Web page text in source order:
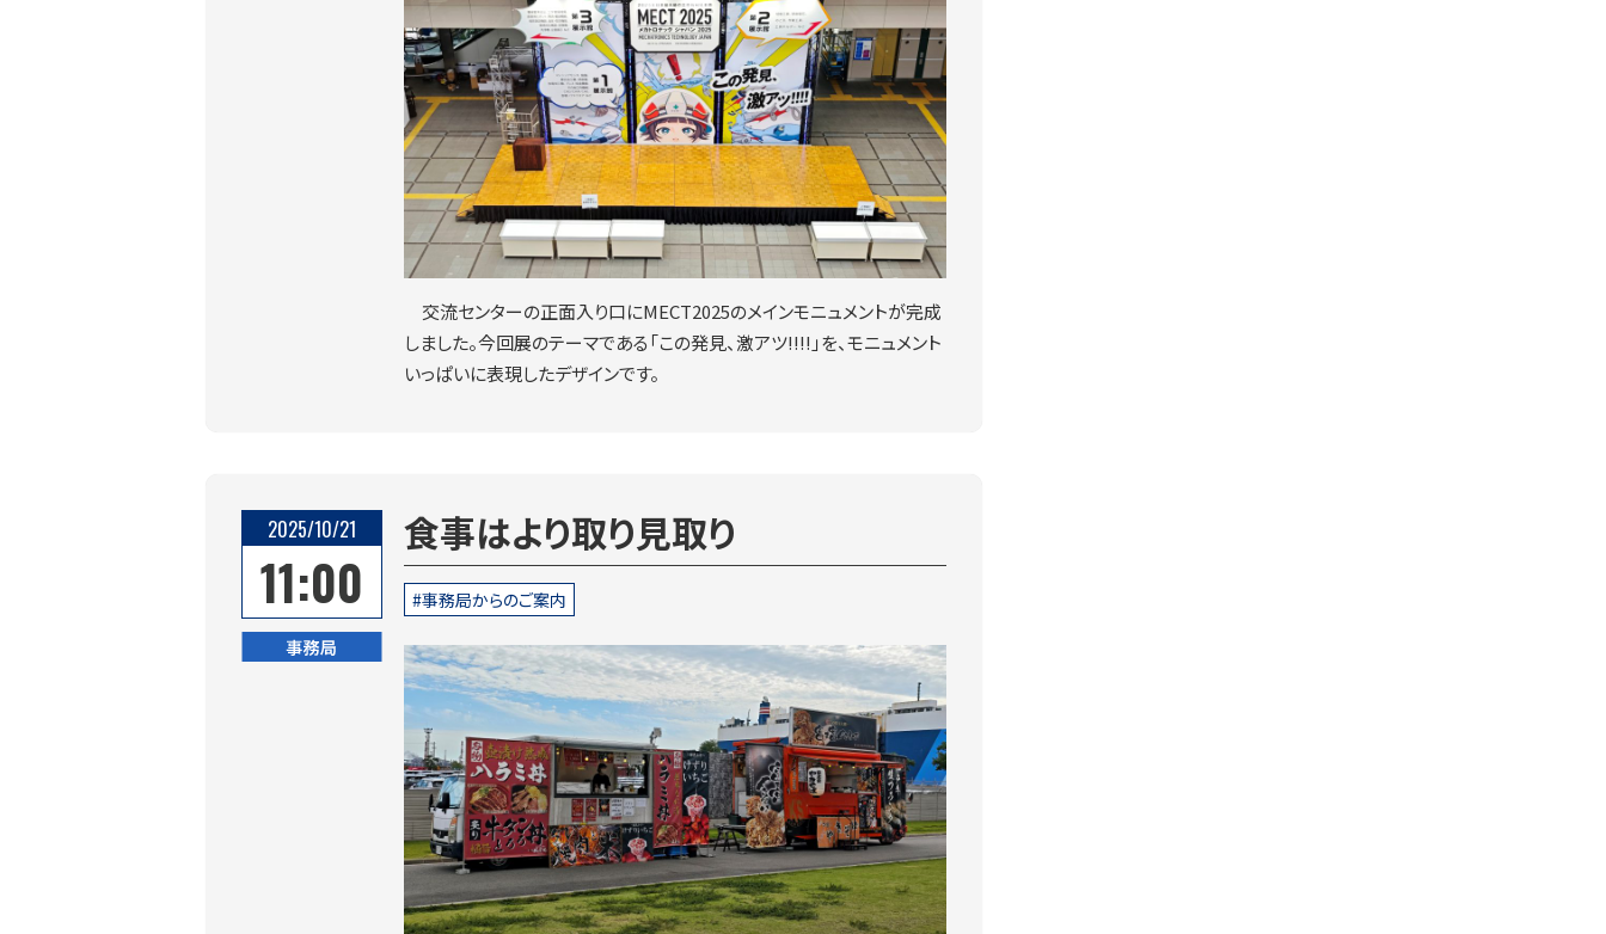
交流センターの正面入り口にMECT2025のメインモニュメントが完成
しました。今回展のテーマである「この発見、激アツ!!!!」を、モニュメント
いっぱいに表現したデザインです。
2025/10/21
11:00
事務局
食事はより取り見取り
事務局からのご案内